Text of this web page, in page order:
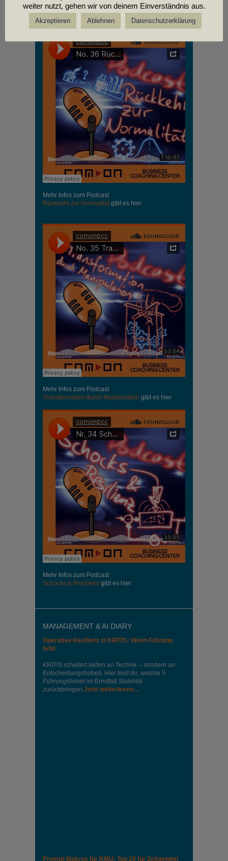
PODCASTS
Mehr Infos zum Podcast
Rückkehr zur Normalitätgibt es hier
Mehr Infos zum Podcast
Transformation durch Manipulation gibt es hier
Mehr Infos zum Podcast
Schocks & Resilienz gibt es hier
MANAGEMENT & AI DIARY
Operative Resilienz in KRITIS: Wenn Führung
fehlt
KRITIS scheitert selten an Technik – sondern an
Entscheidungshoheit. Hier liest du, welche 5
Führungshebel im Ernstfall Stabilität
zurückbringen.Jetzt weiterlesen…
Prompt-Makros für KMU: Top 20 für Zeitgewinn
weiter nutzt, gehen wir von deinem Einverständnis aus.
Akzeptieren Ablehnen Datenschutzerklärung